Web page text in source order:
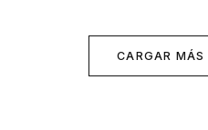
CARGAR MÁS